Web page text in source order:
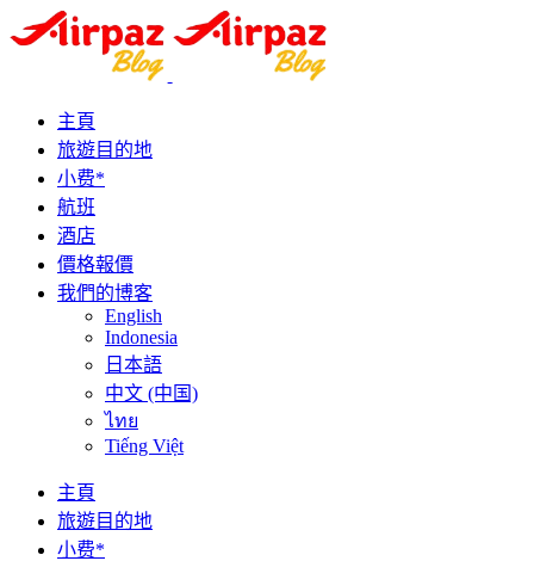
主頁
旅遊目的地
小费*
航班
酒店
價格報價
我們的博客
English
Indonesia
日本語
中文 (中国)
ไทย
Tiếng Việt
主頁
旅遊目的地
小费*